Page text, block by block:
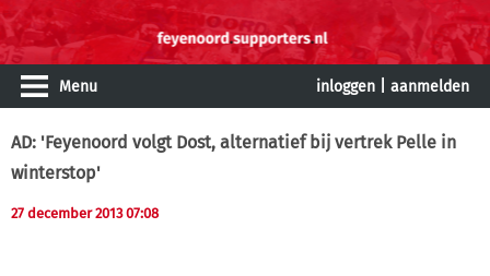
Menu inloggen aanmelden
AD: 'Feyenoord volgt Dost, alternatief bij vertrek Pelle in
winterstop'
27 december 2013 07:08